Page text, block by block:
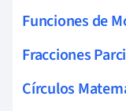
Funciones de
Fracciones
Círculos